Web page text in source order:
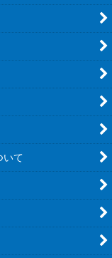
いて